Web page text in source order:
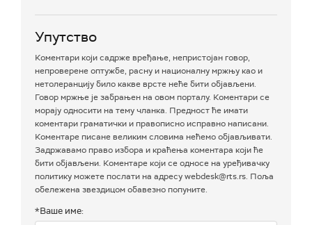
Упутство
Коментари који садрже вређање, непристојан говор,
непроверене оптужбе, расну и националну мржњу као и
нетолеранцију било какве врсте неће бити објављени.
Говор мржње је забрањен на овом порталу. Коментари се
морају односити на тему чланка. Предност ће имати
коментари граматички и правописно исправно написани.
Коментаре писане великим словима нећемо објављивати.
Задржавамо право избора и краћења коментара који ће
бити објављени. Коментаре који се односе на уређивачку
политику можете послати на адресу webdesk@rts.rs. Поља
обележена звездицом обавезно попуните.
*Ваше име: